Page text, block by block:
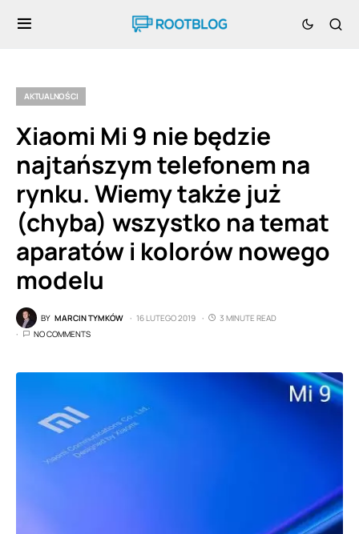
AKTUALNOŚCI
Xiaomi Mi 9 nie będzie
najtańszym telefonem na
rynku. Wiemy także już
(chyba) wszystko na temat
aparatów i kolorów nowego
modelu
BY MARCIN TYMKÓW 16 LUTEGO 2019
3 MINUTE READ
NO COMMENTS